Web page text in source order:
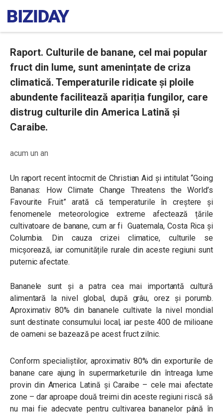
Raport. Culturile de banane, cel mai popular
fruct din lume, sunt amenințate de criza
climatică. Temperaturile ridicate și ploile
abundente facilitează apariția fungilor, care
distrug culturile din America Latină și
Caraibe.
acum un an
Un raport recent întocmit de Christian Aid și intitulat “Going
Bananas: How Climate Change Threatens the World’s
Favourite Fruit” arată că temperaturile în creștere și
fenomenele meteorologice extreme afectează țările
cultivatoare de banane, cum ar fi Guatemala, Costa Rica și
Columbia. Din cauza crizei climatice, culturile se
micșorează, iar comunitățile rurale din aceste regiuni sunt
puternic afectate.
Bananele sunt și a patra cea mai importantă cultură
alimentară la nivel global, după grâu, orez și porumb.
Aproximativ 80% din bananele cultivate la nivel mondial
sunt destinate consumului local, iar peste 400 de milioane
de oameni se bazează pe acest fruct zilnic.
Conform specialiștilor, aproximativ 80% din exporturile de
banane care ajung în supermarketurile din întreaga lume
provin din America Latină și Caraibe – cele mai afectate
zone – dar aproape două treimi din aceste regiuni riscă să
nu mai fie adecvate pentru cultivarea bananelor până în